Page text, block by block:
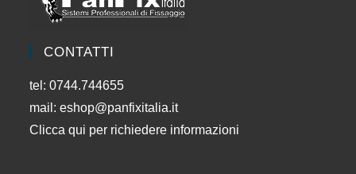
CONTATTI
tel: 0744.744655
mail:eshop@panfixitalia.it
Clicca qui per richiedere informazioni